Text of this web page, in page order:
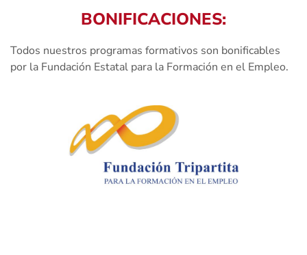
BONIFICACIONES:
Todos nuestros programas formativos son bonificables
por la Fundación Estatal para la Formación en el Empleo.